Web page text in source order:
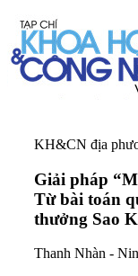
KH&CN địa
Giải pháp
Từ bài toán
thưởng Sao
Thanh Nhàn -